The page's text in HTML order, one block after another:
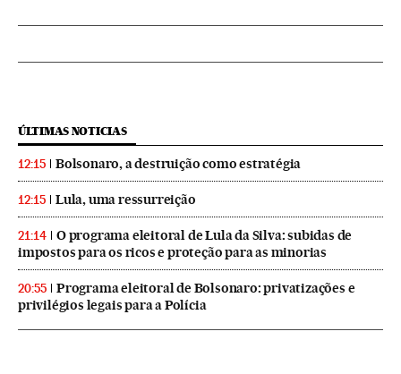
ÚLTIMAS NOTICIAS
12:15 Bolsonaro, a destruição como estratégia
12:15 Lula, uma ressurreição
21:14
O programa eleitoral de Lula da Silva: subidas de
impostos para os ricos e proteção para as minorias
20:55
Programa eleitoral de Bolsonaro: privatizações e
privilégios legais para a Polícia